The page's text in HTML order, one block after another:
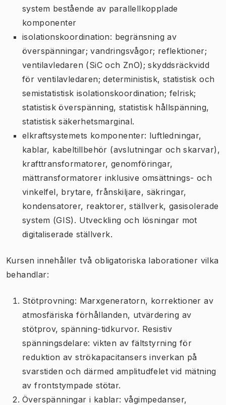
system bestående av parallellkopplade
komponenter
isolationskoordination: begränsning av
överspänningar; vandringsvågor; reflektioner;
ventilavledaren (SiC och ZnO); skyddsräckvidd
för ventilavledaren; deterministisk, statistisk och
semistatistisk isolationskoordination; felrisk;
statistisk överspänning, statistisk hållspänning,
statistisk säkerhetsmarginal.
elkraftsystemets komponenter: luftledningar,
kablar, kabeltillbehör (avslutningar och skarvar),
krafttransformatorer, genomföringar,
mättransformatorer inklusive omsättnings- och
vinkelfel, brytare, frånskiljare, säkringar,
kondensatorer, reaktorer, ställverk, gasisolerade
system (GIS). Utveckling och lösningar mot
digitaliserade ställverk.
Kursen innehåller två obligatoriska laborationer vilka
behandlar:
Stötprovning: Marxgeneratorn, korrektioner av
atmosfäriska förhållanden, utvärdering av
stötprov, spänning-tidkurvor. Resistiv
spänningsdelare: vikten av fältstyrning för
reduktion av strökapacitansers inverkan på
svarstiden och därmed amplitudfelet vid mätning
av frontstympade stötar.
Överspänningar i kablar: vågimpedanser,